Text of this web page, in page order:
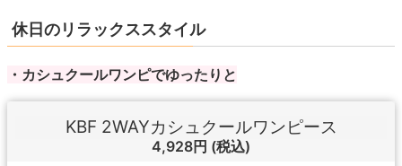
休日のリラックススタイル
・カシュクールワンピでゆったりと
KBF 2WAYカシュクールワンピース
4,928円 (税込)